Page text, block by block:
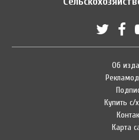
Об
Купить с/
Карта